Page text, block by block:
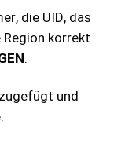
die UID, das
korrekt
.
und